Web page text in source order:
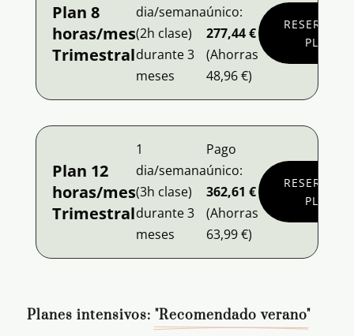
Plan 8
horas/mes
Trimestral
dia/semana
(2h clase)
durante 3
meses
único:
277,44 €
(Ahorras
48,96 €)
RESERVA
PLAN
Plan 12
horas/mes
Trimestral
1
dia/semana
(3h clase)
durante 3
meses
Pago
único:
362,61 €
(Ahorras
63,99 €)
RESERVA
PLAN
Planes intensivos: "Recomendado verano"